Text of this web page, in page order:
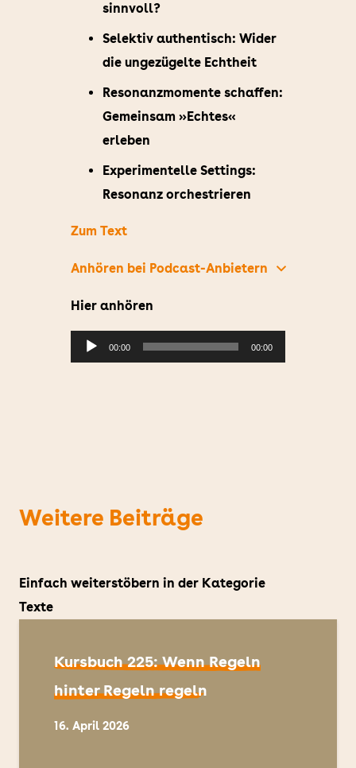
sinnvoll?
Selektiv authentisch: Wider
die ungezügelte Echtheit
Resonanzmomente schaffen:
Gemeinsam »Echtes«
erleben
Experimentelle Settings:
Resonanz orchestrieren
Zum Text
Anhören bei Podcast-Anbietern
Hier anhören
Audio-
Player
00:00 00:00
Weitere Beiträge
Einfach weiterstöbern in der Kategorie
Texte
Kursbuch 225: Wenn Regeln
hinter Regeln regeln
16. April 2026